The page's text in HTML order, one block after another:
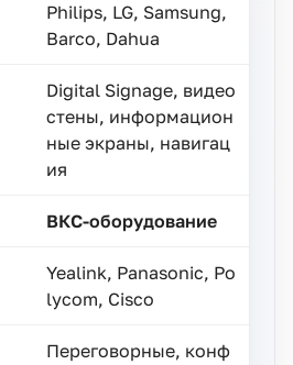
Philips, LG, Samsung,
Barco, Dahua
Digital Signage, видео
стены, информацион
ные экраны, навигац
ия
ВКС-оборудование
Yealink, Panasonic, Po
lycom, Cisco
Переговорные, конф